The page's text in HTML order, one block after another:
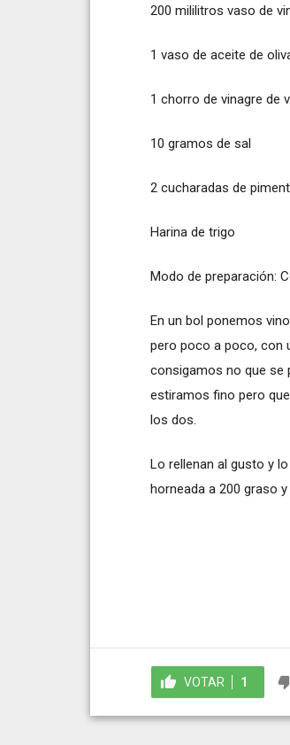
200 mililitros vaso de
1 vaso de aceite de
1 chorro de vinagre de
10 gramos de sal
2 cucharadas de
Harina de trigo
Modo de preparación:
En un bol ponemos
pero poco a poco, con
consigamos no que se
estiramos fino pero
los dos.
Lo rellenan al gusto y
horneada a 200 graso
VOTAR 1